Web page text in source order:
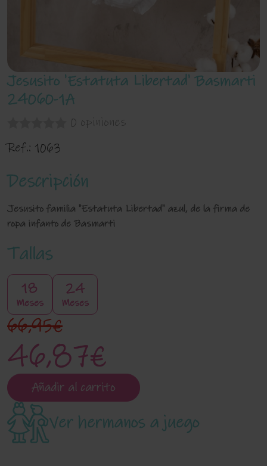
Jesusito 'Estatuta Libertad' Basmarti
24060-1A
0 opiniones
Ref.: 1063
Descripción
Jesusito familia "Estatuta Libertad" azul, de la firma de
ropa infanto de Basmarti
Tallas
18
Meses
24
Meses
46,87€
66,95€
Añadir al carrito
Ver hermanos a juego